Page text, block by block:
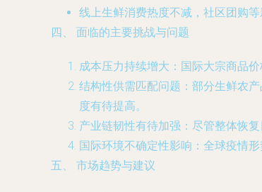
线上生鲜消费热度不减，社区团购
四、 面临的主要挑战与问题
成本压力持续增大 ：国际大宗商品
结构性供需匹配问题 ：部分生鲜农
度有待提高。
产业链韧性有待加强 ：尽管整体恢
国际环境不确定性影响 ：全球疫情
五、 市场趋势与建议